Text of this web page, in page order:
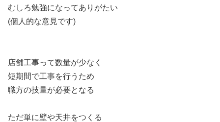
むしろ勉強になってありがたい
(個人的な意見です)
店舗工事って数量が少なく
短期間で工事を行うため
職方の技量が必要となる
ただ単に壁や天井をつくる